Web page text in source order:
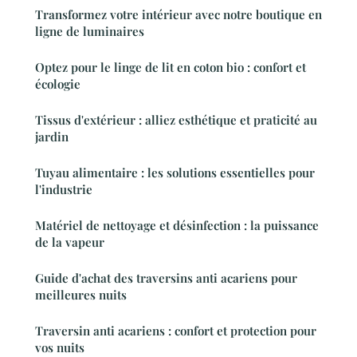
Transformez votre intérieur avec notre boutique en
ligne de luminaires
Optez pour le linge de lit en coton bio : confort et
écologie
Tissus d'extérieur : alliez esthétique et praticité au
jardin
Tuyau alimentaire : les solutions essentielles pour
l'industrie
Matériel de nettoyage et désinfection : la puissance
de la vapeur
Guide d'achat des traversins anti acariens pour
meilleures nuits
Traversin anti acariens : confort et protection pour
vos nuits